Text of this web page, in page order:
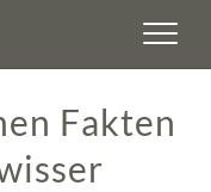
Fakten